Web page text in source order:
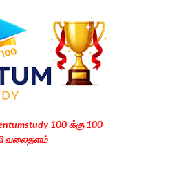
to main content
100 க்கு 100
வலைதளம்